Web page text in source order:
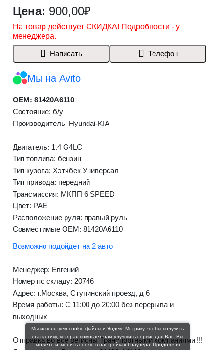
Цена: 900,00₽
На товар действует СКИДКА! Подробности - у
менеджера.
Написать Телефон
Мы на Avito
OEM: 81420A6110
Состояние: б/у
Производитель: Hyundai-KIA
Двигатель: 1.4 G4LC
Тип топлива: бензин
Тип кузова: Хэтчбек Универсал
Тип привода: передний
Трансмиссия: МКПП 6 SPEED
Цвет: PAE
Расположение руля: правый руль
Совместимые OEM: 81420A6110
Возможно подойдет на 2 авто
Менеджер: Евгений
Номер по складу: 20746
Адрес: г.Москва, Ступинский проезд, д 6
Время работы: С 11:00 до 20:00 без перерыва и
выходных
Отправка во все регионы Транспортными компаниями !!!
Мы используем cookie-файлы и Яндекс Метрику, чтобы получить
статистику, которая помогает нам улучшить сервис для Вас. Вы
можете изменить cookie в настройках браузера. Продолжая